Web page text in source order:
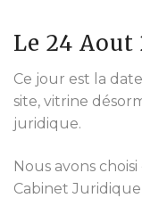
Le 24 Aout
Ce jour est la
site, vitrine
juridique.
Nous avons
Cabinet